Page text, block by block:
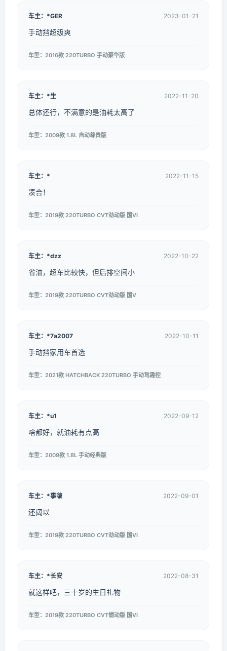
车主：*GER 2023-01-21
手动挡超级爽
车型：2016款 220TURBO 手动豪华版
车主：*生 2022-11-20
总体还行，不满意的是油耗太高了
车型：2009款 1.8L 自动尊贵版
车主：* 2022-11-15
凑合！
车型：2019款 220TURBO CVT劲动版 国VI
车主：*dzz 2022-10-22
省油，超车比较快，但后排空间小
车型：2019款 220TURBO CVT劲动版 国V
车主：*7a2007 2022-10-11
手动挡家用车首选
车型：2021款 HATCHBACK 220TURBO 手动驾趣控
车主：*u1 2022-09-12
啥都好，就油耗有点高
车型：2009款 1.8L 手动经典版
车主：*事啵 2022-09-01
还阔以
车型：2019款 220TURBO CVT劲动版 国VI
车主：*长安 2022-08-31
就这样吧，三十岁的生日礼物
车型：2019款 220TURBO CVT燃动版 国VI